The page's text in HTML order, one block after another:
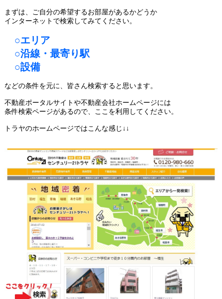
まずは、ご自分の希望するお部屋があるかどうか
インターネットで検索してみてください。
○エリア
○沿線・最寄り駅
○設備
などの条件を元に、皆さん検索すると思います。
不動産ポータルサイトや不動産会社ホームページには
条件検索ページがあるので、ここを利用してください。
トラヤのホームページではこんな感じ↓↓